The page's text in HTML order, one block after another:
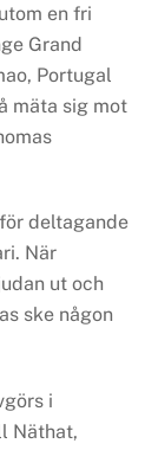
en fri
Grand
Portugal
mäta sig mot
deltagande
När
ut och
ske någon
i
Näthat,